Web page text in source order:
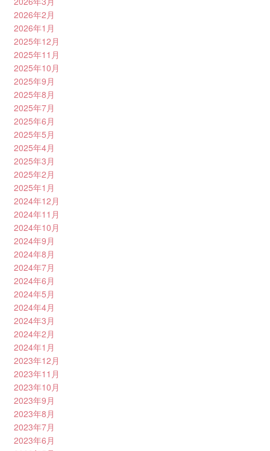
2026年2月
2026年1月
2025年12月
2025年11月
2025年10月
2025年9月
2025年8月
2025年7月
2025年6月
2025年5月
2025年4月
2025年3月
2025年2月
2025年1月
2024年12月
2024年11月
2024年10月
2024年9月
2024年8月
2024年7月
2024年6月
2024年5月
2024年4月
2024年3月
2024年2月
2024年1月
2023年12月
2023年11月
2023年10月
2023年9月
2023年8月
2023年7月
2023年6月